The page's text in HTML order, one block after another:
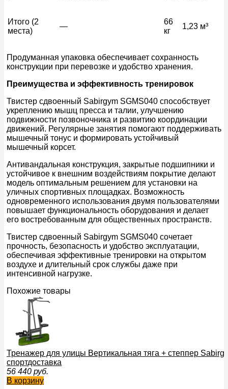
Итого (2
места)
—
66
кг
1,23 м³
Продуманная упаковка обеспечивает сохранность
конструкции при перевозке и удобство хранения.
Преимущества и эффективность тренировок
Твистер сдвоенный Sabirgym SGMS040 способствует
укреплению мышц пресса и талии, улучшению
подвижности позвоночника и развитию координации
движений. Регулярные занятия помогают поддерживать
мышечный тонус и формировать устойчивый
мышечный корсет.
Антивандальная конструкция, закрытые подшипники и
устойчивое к внешним воздействиям покрытие делают
модель оптимальным решением для установки на
уличных спортивных площадках. Возможность
одновременного использования двумя пользователями
повышает функциональность оборудования и делает
его востребованным для общественных пространств.
Твистер сдвоенный Sabirgym SGMS040 сочетает
прочность, безопасность и удобство эксплуатации,
обеспечивая эффективные тренировки на открытом
воздухе и длительный срок службы даже при
интенсивной нагрузке.
Похожие товары
Тренажер для улицы Вертикальная тяга + степпер
спортдоставка
56 440 руб.
В корзину